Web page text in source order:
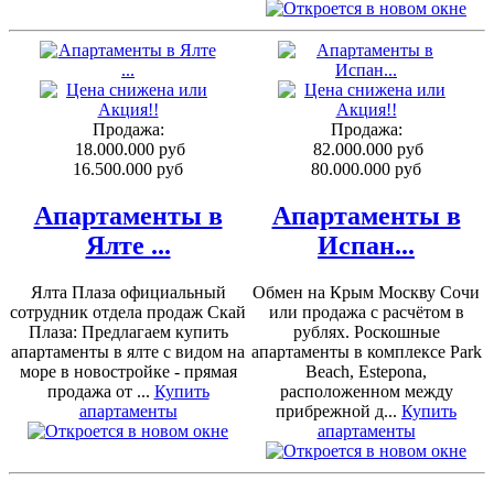
Продажа:
18.000.000 руб
16.500.000 руб
Апартаменты в
Ялте ...
Ялта Плаза официальный
сотрудник отдела продаж Скай
Плаза: Предлагаем купить
апартаменты в ялте с видом на
море в новостройке - прямая
продажа от ... Купить
апартаменты
Продажа:
82.000.000 руб
80.000.000 руб
Апартаменты в
Испан...
Обмен на Крым Москву Сочи
или продажа с расчётом в
рублях. Роскошные
апартаменты в комплексе Park
Beach, Estepona,
расположенном между
прибрежной д... Купить
апартаменты